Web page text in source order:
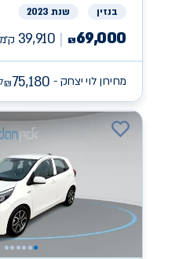
בנזין שנת 2023
₪69,000
39,910 ק״מ
מחירון לוי יצחק - ₪75,180